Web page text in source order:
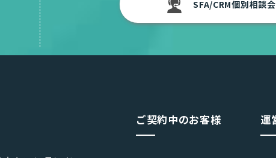
SFA/CRM個別相談会
ご契約中のお客様 運